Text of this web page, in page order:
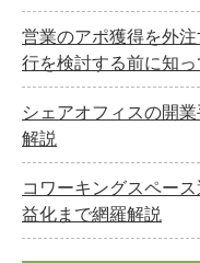
営業のアポ獲得を外
行を検討する前に知
シェアオフィスの開
解説
コワーキングスペー
益化まで網羅解説